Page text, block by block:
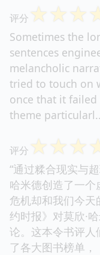
评分 ☆☆☆
Sometimes the
sentences
melancholic
tried to touch on
once that it
theme
评分 ☆☆☆
“通过糅合现实与
哈米德创造了一
危机却和我们今天
约时报》对莫欣·
论。这本令书评人
了各大图书榜单，